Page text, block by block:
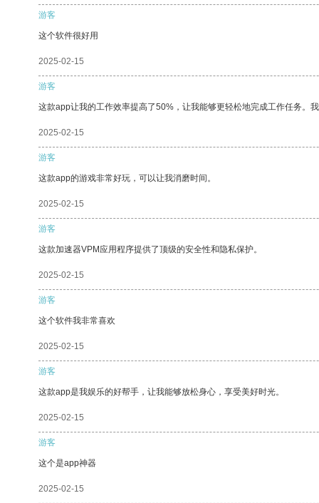
游客
这个软件很好用
2025-02-15
游客
这款app让我的工作效率提高了50%，让我能够更轻松地完成工作任务。
2025-02-15
游客
这款app的游戏非常好玩，可以让我消磨时间。
2025-02-15
游客
这款加速器VPM应用程序提供了顶级的安全性和隐私保护。
2025-02-15
游客
这个软件我非常喜欢
2025-02-15
游客
这款app是我娱乐的好帮手，让我能够放松身心，享受美好时光。
2025-02-15
游客
这个是app神器
2025-02-15